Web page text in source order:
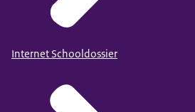
Internet Schooldossier